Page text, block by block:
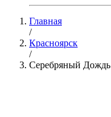
Главная
/
Красноярск
/
Серебряный Дождь